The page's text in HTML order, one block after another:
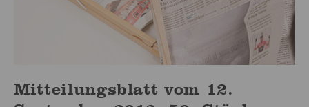
Mitteilungsblatt vom 12.